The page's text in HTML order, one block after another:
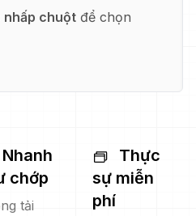
nhấp chuộtđể chọn
Nhanh
chớp
tải
Thực
sự miễn
phí